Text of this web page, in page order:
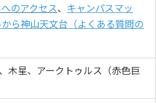
のアクセス、 キャンパスマッ
ら神山天文台（よくある質問の
木星、アークトゥルス（赤色巨